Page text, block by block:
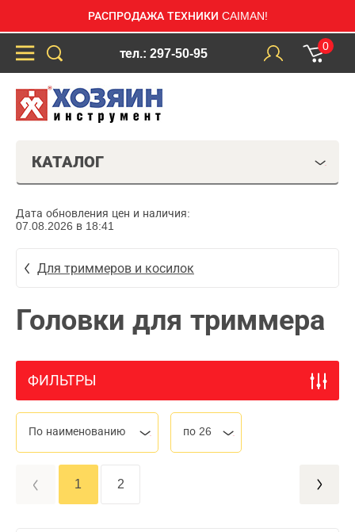
РАСПРОДАЖА ТЕХНИКИ CAIMAN!
тел.: 297-50-95
0
КАТАЛОГ
Дата обновления цен и наличия:
07.08.2026 в 18:41
Для триммеров и косилок
Головки для триммера
ФИЛЬТРЫ
По наименованию по 26
1 2